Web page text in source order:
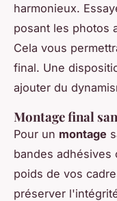
harmonieux.
posant les photos
Cela vous
final. Une
ajouter du
Montage final
Pour un montage
bandes adhésives
poids de vos
préserver